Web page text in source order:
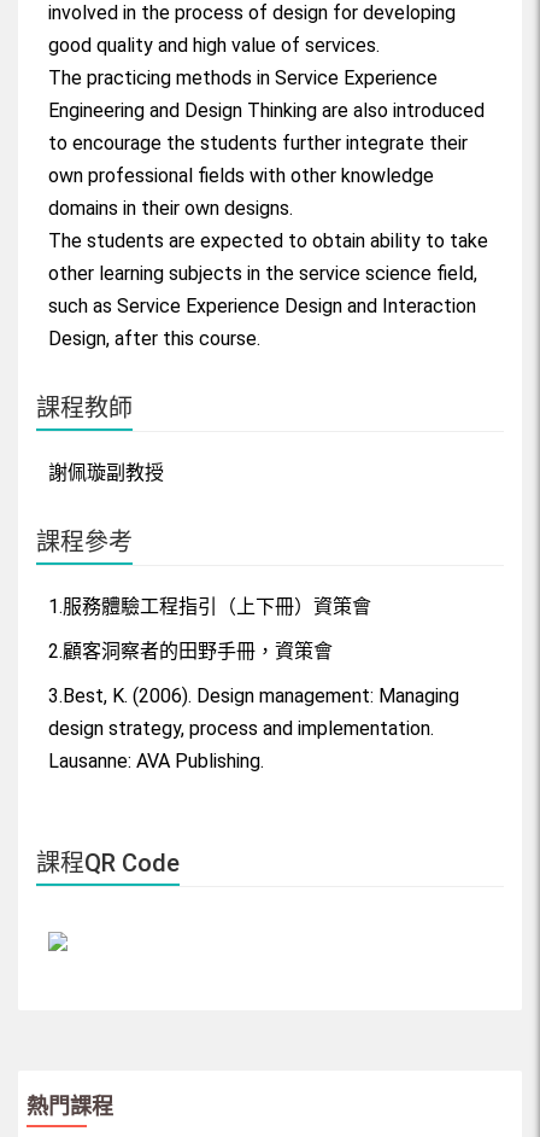
服務設計-單元13
involved in the process of design for developing
good quality and high value of services.
The practicing methods in Service Experience
Engineering and Design Thinking are also introduced
to encourage the students further integrate their
own professional fields with other knowledge
domains in their own designs.
The students are expected to obtain ability to take
other learning subjects in the service science field,
such as Service Experience Design and Interaction
Design, after this course.
課程教師
謝佩璇副教授
課程參考
1.服務體驗工程指引（上下冊）資策會
2.顧客洞察者的田野手冊，資策會
3.Best, K. (2006). Design management: Managing
design strategy, process and implementation.
Lausanne: AVA Publishing.
課程QR Code
熱門課程